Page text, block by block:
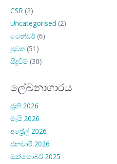
CSR (2)
Uncategorised (2)
ටෙන්ඩර් (6)
පුවත් (51)
සිදුවීම් (30)
ලේඛනාගාරය
ජූනි 2026
මැයි 2026
අප්‍රේල් 2026
ජනවාරි 2026
ඔක්තෝබර් 2025